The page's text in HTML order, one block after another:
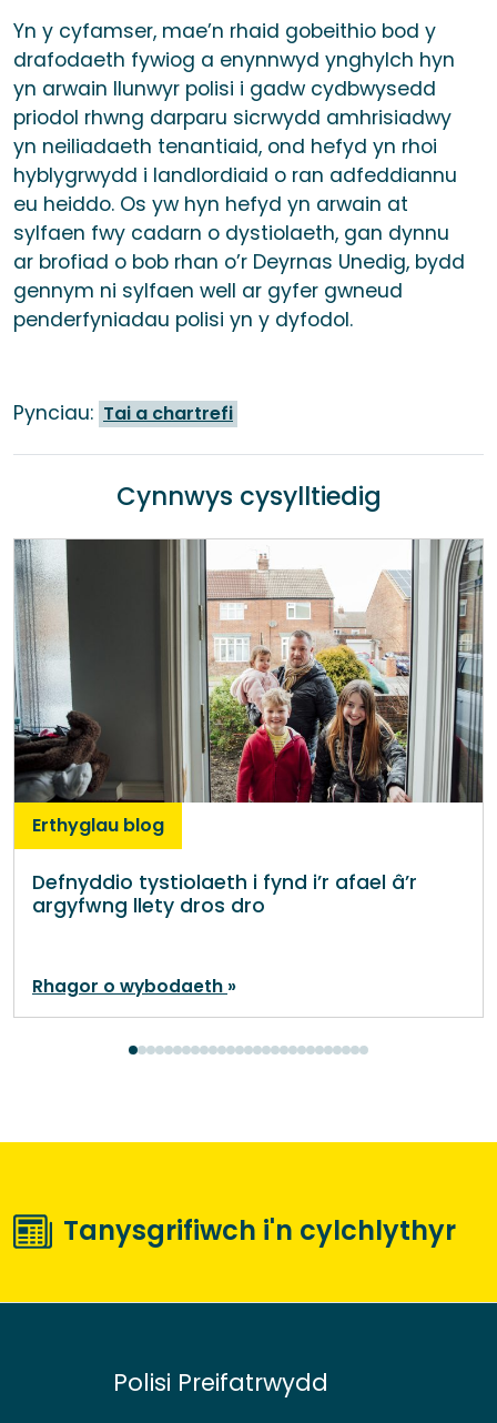
Yn y cyfamser, mae’n rhaid gobeithio bod y
drafodaeth fywiog a enynnwyd ynghylch hyn
yn arwain llunwyr polisi i gadw cydbwysedd
priodol rhwng darparu sicrwydd amhrisiadwy
yn neiliadaeth tenantiaid, ond hefyd yn rhoi
hyblygrwydd i landlordiaid o ran adfeddiannu
eu heiddo. Os yw hyn hefyd yn arwain at
sylfaen fwy cadarn o dystiolaeth, gan dynnu
ar brofiad o bob rhan o’r Deyrnas Unedig, bydd
gennym ni sylfaen well ar gyfer gwneud
penderfyniadau polisi yn y dyfodol.
Pynciau: Tai a chartrefi
Cynnwys cysylltiedig
Erthyglau blog
Defnyddio tystiolaeth i fynd i’r afael â’r
argyfwng llety dros dro
Rhagor o wybodaeth
Tanysgrifiwch i'n cylchlythyr
Polisi Preifatrwydd